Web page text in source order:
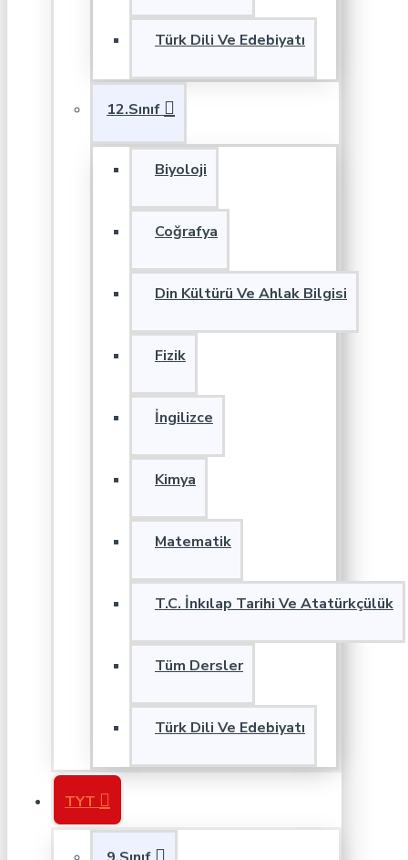
Türk Dili Ve Edebiyatı
12.Sınıf
Biyoloji
Coğrafya
Din Kültürü Ve Ahlak Bilgisi
Fizik
İngilizce
Kimya
Matematik
T.C. İnkılap Tarihi Ve Atatürkçülük
Tüm Dersler
Türk Dili Ve Edebiyatı
TYT